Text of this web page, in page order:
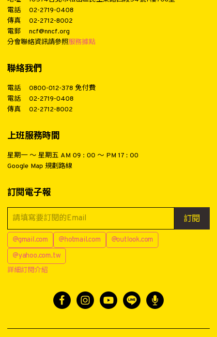
電話
02-2719-0408
傳真
02-2712-8002
電郵
ncf@nncf.org
分會聯絡資訊請參照服務據點
聯絡我們
電話 0800-012-378 免付費
電話
02-2719-0408
傳真
02-2712-8002
上班服務時間
星期一 ～ 星期五 AM 09 : 00 ～ PM 17 : 00
Google Map 規劃路線
訂閱電子報
訂閱
@gmail.com @hotmail.com
@outlook.com
@yahoo.com.tw
詳細訂閱介紹